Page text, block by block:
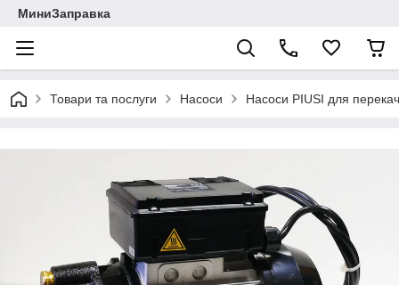
МиниЗаправка
Товари та послуги Насоси Насоси PIUSI для